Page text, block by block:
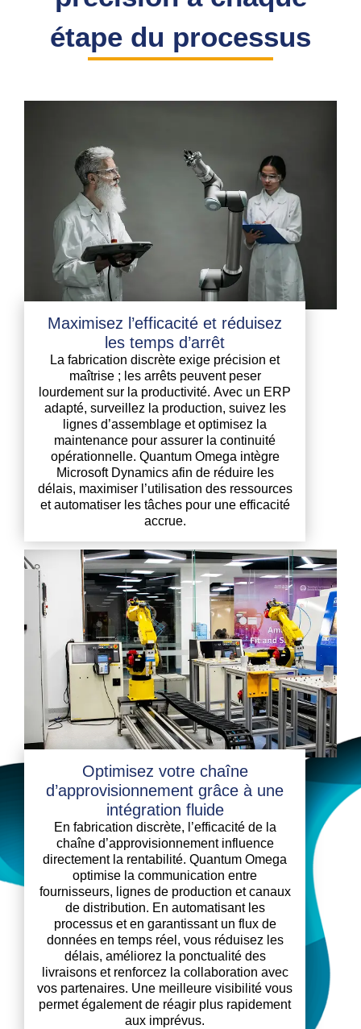
étape du processus
Maximisez l’efficacité et réduisez
les temps d’arrêt
La fabrication discrète exige précision et
maîtrise ; les arrêts peuvent peser
lourdement sur la productivité. Avec un ERP
adapté, surveillez la production, suivez les
lignes d’assemblage et optimisez la
maintenance pour assurer la continuité
opérationnelle. Quantum Omega intègre
Microsoft Dynamics afin de réduire les
délais, maximiser l’utilisation des ressources
et automatiser les tâches pour une efficacité
accrue.
Optimisez votre chaîne
d’approvisionnement grâce à une
intégration fluide
En fabrication discrète, l’efficacité de la
chaîne d’approvisionnement influence
directement la rentabilité. Quantum Omega
optimise la communication entre
fournisseurs, lignes de production et canaux
de distribution. En automatisant les
processus et en garantissant un flux de
données en temps réel, vous réduisez les
délais, améliorez la ponctualité des
livraisons et renforcez la collaboration avec
vos partenaires. Une meilleure visibilité vous
permet également de réagir plus rapidement
aux imprévus.